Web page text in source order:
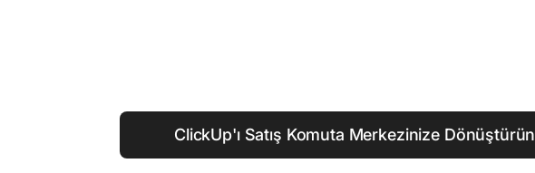
ClickUp'ı Satış Komuta Merkezinize Dönüştürün